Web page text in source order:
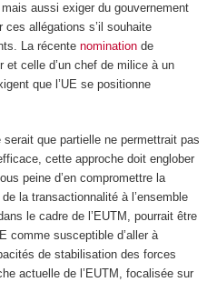
aussi exiger du gouvernement
ces allégations s’il souhaite
La récente nominationde
celle d’un chef de milice à un
que l’UE se positionne
que partielle ne permettrait pas
cette approche doit englober
peine d’en compromettre la
la transactionnalité à l’ensemble
le cadre de l’EUTM, pourrait être
comme susceptible d’aller à
de stabilisation des forces
actuelle de l’EUTM, focalisée sur